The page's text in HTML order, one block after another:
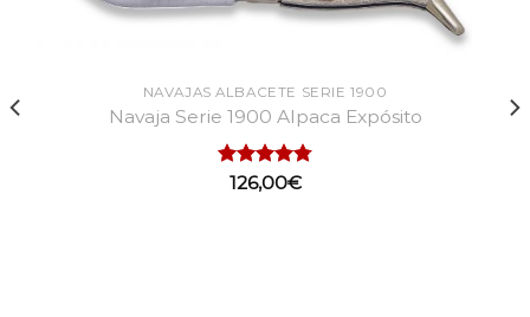
NAVAJAS ALBACETE SERIE 1900
Navaja Serie 1900 Alpaca Expósito
Valorado
126,00€